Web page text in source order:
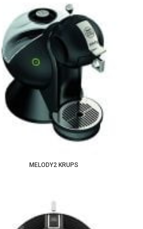
MELODY2 KRUPS